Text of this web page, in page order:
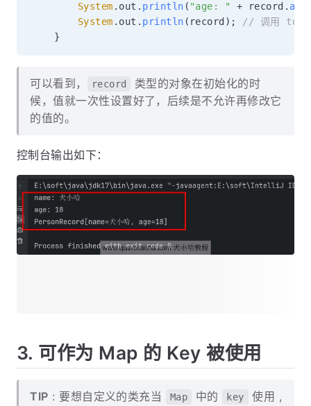
System . out . println ( "age: " + record . age
System . out . println ( record ) ;
// 调用
}
可以看到， record
类型的对象在初始化的时
候，值就一次性设置好了，后续是不允许再修改它
的值的。
控制台输出如下：
3. 可作为 Map 的 Key 被使用
TIP : 要想自定义的类充当 Map 中的 key
使用 ,